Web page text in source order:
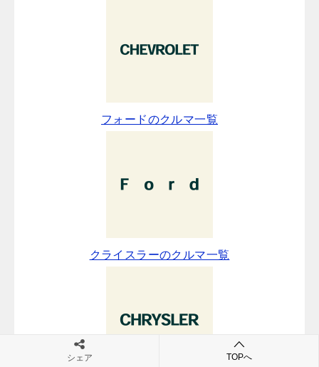
フォードのクルマ一覧
クライスラーのクルマ一覧
シェア TOPへ